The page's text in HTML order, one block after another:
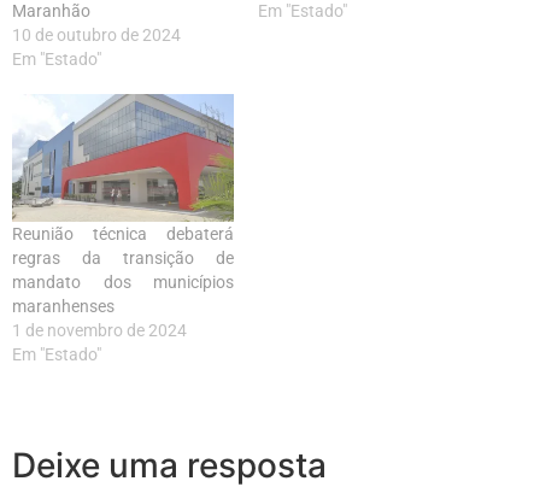
Maranhão
10 de outubro de 2024
Em "Estado"
Em "Estado"
Reunião técnica debaterá
regras da transição de
mandato dos municípios
maranhenses
1 de novembro de 2024
Em "Estado"
Deixe uma resposta